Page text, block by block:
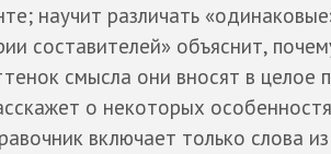
научит различать
составителей» объяснит,
смысла они вносят в целое
о некоторых
включает только слова